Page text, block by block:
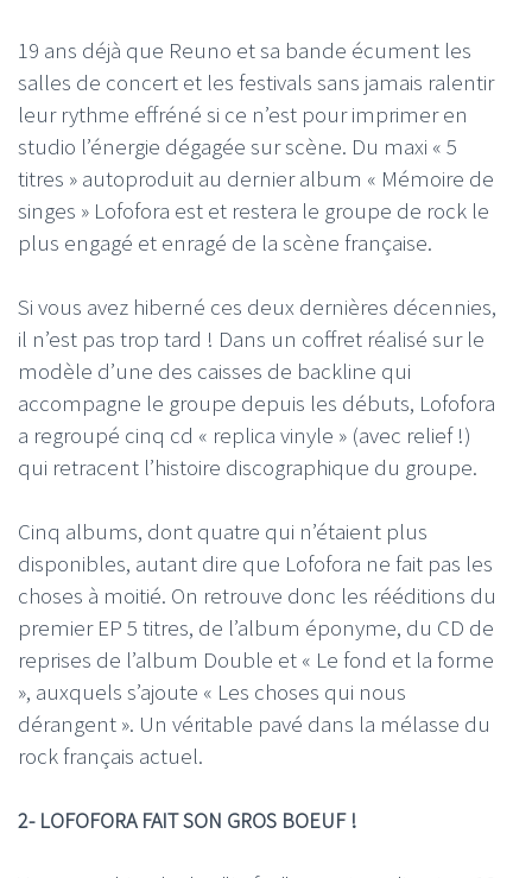
19 ans déjà que Reuno et sa bande écument les
salles de concert et les festivals sans jamais ralentir
leur rythme effréné si ce n’est pour imprimer en
studio l’énergie dégagée sur scène. Du maxi « 5
titres » autoproduit au dernier album « Mémoire de
singes » Lofofora est et restera le groupe de rock le
plus engagé et enragé de la scène française.
Si vous avez hiberné ces deux dernières décennies,
il n’est pas trop tard ! Dans un coffret réalisé sur le
modèle d’une des caisses de backline qui
accompagne le groupe depuis les débuts, Lofofora
a regroupé cinq cd « replica vinyle » (avec relief !)
qui retracent l’histoire discographique du groupe.
Cinq albums, dont quatre qui n’étaient plus
disponibles, autant dire que Lofofora ne fait pas les
choses à moitié. On retrouve donc les rééditions du
premier EP 5 titres, de l’album éponyme, du CD de
reprises de l’album Double et « Le fond et la forme
», auxquels s’ajoute « Les choses qui nous
dérangent ». Un véritable pavé dans la mélasse du
rock français actuel.
2- LOFOFORA FAIT SON GROS BOEUF !